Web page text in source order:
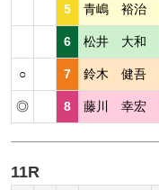
5 青嶋 裕治
6 松井 大和
○ 7 鈴木 健吾
◎ 8 藤川 幸宏
11R